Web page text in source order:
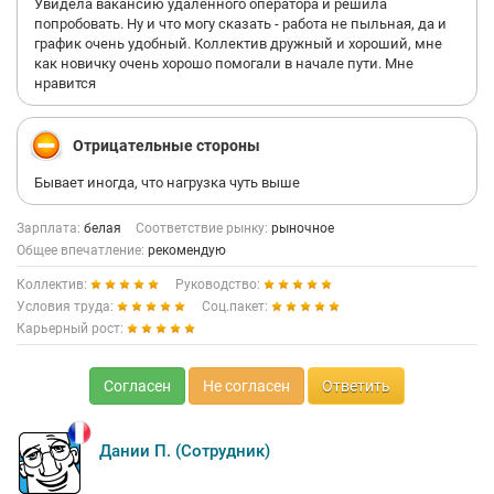
«сливают». Не в их интересах, видимо….Проще разводить
малообразованный контингент.
Уже, видя несоблюдение договорённостей, я понял, что
сотрудничество невозможно. Компания, которая себя
такого позволять, так как для таких компаний
первоочередным является их репутация.
Расцениваю произошедшее как неуважение, обман....И нет
гарантии того, что они выполнят условия, которые
рекомендую сотрудничать с этой компанией.
Увидела вакансию удаленного оператора и решила
попробовать. Ну и что могу сказать - работа не пыльная, да и
график очень удобный. Коллектив дружный и хороший, мне
как новичку очень хорошо помогали в начале пути. Мне
нравится
Отрицательные стороны
Бывает иногда, что нагрузка чуть выше
Зарплата: белая Соответствие рынку: рыночное
Общее впечатление: рекомендую
Коллектив:
Руководство:
Условия труда:
Соц.пакет:
Карьерный рост:
Согласен Не согласен Ответить
Дании П. (Сотрудник)